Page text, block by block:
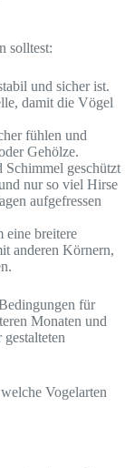
solltest:
und sicher ist.
damit die Vögel
fühlen und
Gehölze.
Schimmel geschützt
nur so viel Hirse
aufgefressen
eine breitere
anderen Körnern,
für
Monaten und
Vogelarten